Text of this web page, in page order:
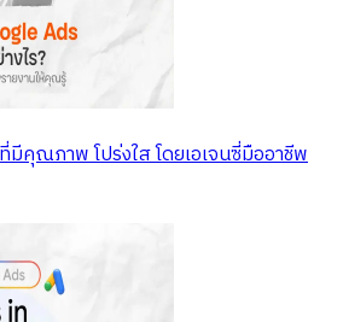
คุณภาพ โปร่งใส โดยเอเจนซี่มืออาชีพ